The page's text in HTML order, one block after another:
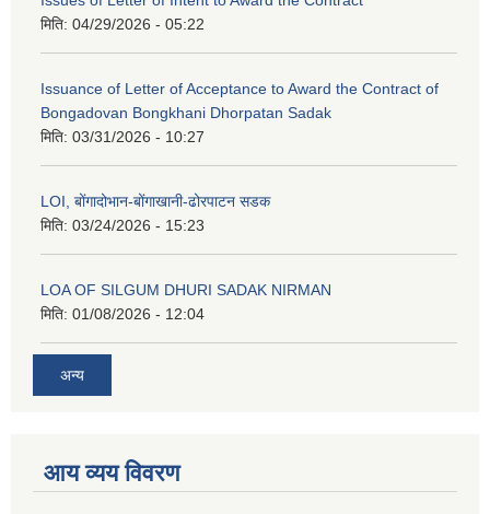
मिति: 04/29/2026 - 05:22
Issuance of Letter of Acceptance to Award the Contract of
Bongadovan Bongkhani Dhorpatan Sadak
मिति: 03/31/2026 - 10:27
LOI, बोंगादोभान-बोंगाखानी-ढोरपाटन सडक
मिति: 03/24/2026 - 15:23
LOA OF SILGUM DHURI SADAK NIRMAN
मिति: 01/08/2026 - 12:04
अन्य
आय व्यय विवरण